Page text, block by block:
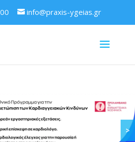
info@praxis-ygeias.gr
>